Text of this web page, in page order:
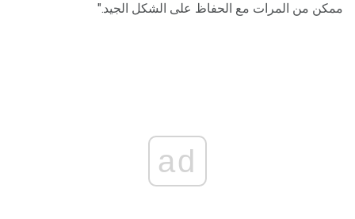
ممكن من المرات مع الحفاظ على الشكل الجيد."
ad